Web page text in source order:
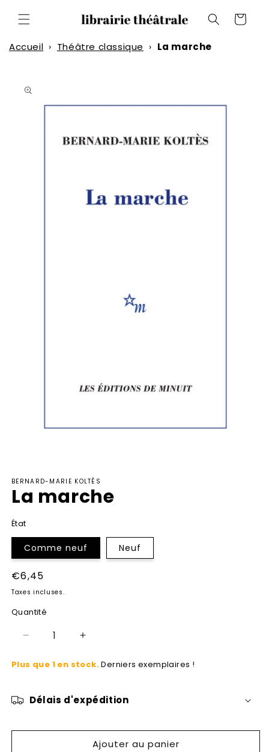
passer
au
Panier
Accueil › Théâtre classique › La marche
informations
produits
média
1
dans
fenêtre
modale
BERNARD-MARIE KOLTÈS
La marche
État
Comme neuf Neuf
Prix
habituel
€6,45
Taxes incluses.
Quantité
Réduire
quantité
marche
Augmenter
quantité
marche
Plus que 1 en stock.Derniers exemplaires !
Délais d'expédition
Ajouter au panier